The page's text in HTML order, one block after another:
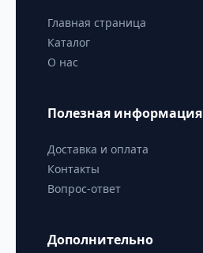
Главная страница
Каталог
О нас
Полезная информация
Доставка и оплата
Контакты
Вопрос-ответ
Дополнительно